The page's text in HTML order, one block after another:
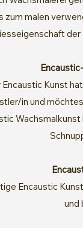
zum malen
Kunst
in und
Encaustic
und